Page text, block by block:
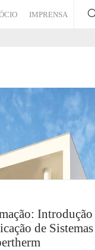
IMPRENSA
Introdução
de Sistemas